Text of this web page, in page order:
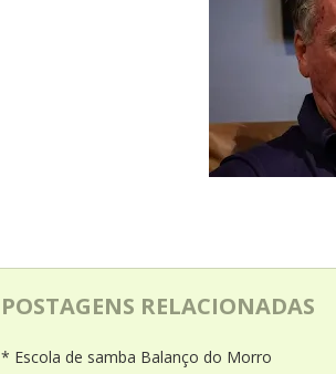
POSTAGENS RELACIONADAS
* Escola de samba Balanço do Morro